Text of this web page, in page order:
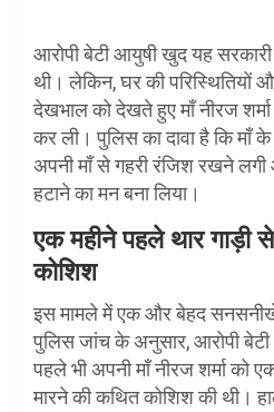
आरोपी बेटी आयुषी खुद यह सरकारी
थी। लेकिन, घर की परिस्थितियों
देखभाल को देखते हुए माँ नीरज
कर ली। पुलिस का दावा है कि
अपनी माँ से गहरी रंजिश रखने
हटाने का मन बना लिया।
एक महीने पहले थार गाड़ी
कोशिश
इस मामले में एक और बेहद
पुलिस जांच के अनुसार, आरोपी
पहले भी अपनी माँ नीरज शर्मा को
मारने की कथित कोशिश की थी।